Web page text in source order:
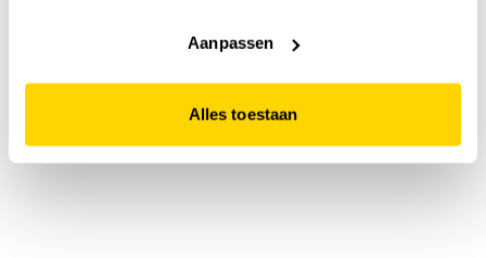
website niet optimaal functioneert.
Aanpassen
Alles toestaan